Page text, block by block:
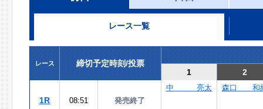
レース一覧
レース
締切予定時刻/投票
1
2
1R 08:51 発売終了
中 亮太 森口 和